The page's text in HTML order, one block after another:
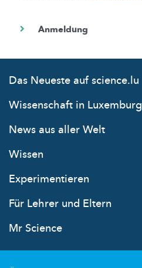
Das Neueste auf science.lu
Wissenschaft in Luxemburg
News aus aller Welt
Wissen
Experimentieren
Für Lehrer und Eltern
Mr Science